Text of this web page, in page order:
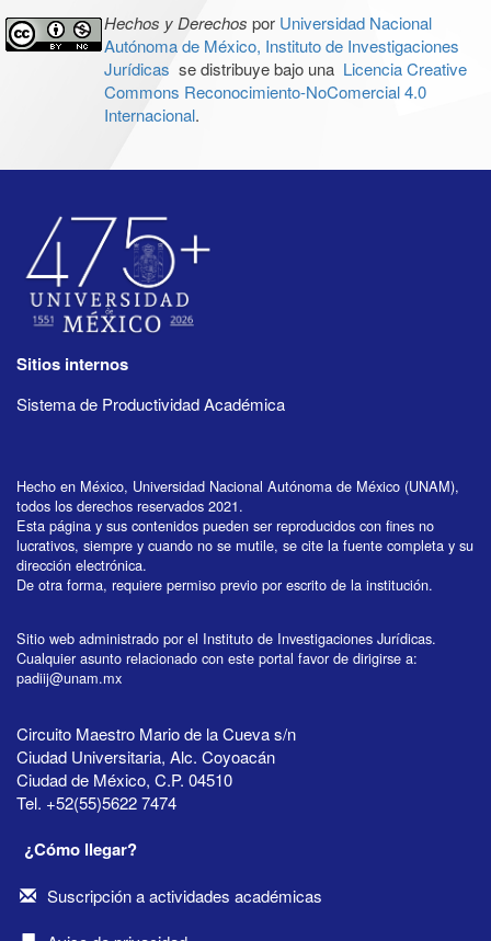
Hechos y Derechos por Universidad Nacional
Autónoma de México, Instituto de Investigaciones
Jurídicas se distribuye bajo una Licencia Creative
Commons Reconocimiento-NoComercial 4.0
Internacional.
Sitios internos
Sistema de Productividad Académica
Hecho en México, Universidad Nacional Autónoma de México (UNAM),
todos los derechos reservados 2021.
Esta página y sus contenidos pueden ser reproducidos con fines no
lucrativos, siempre y cuando no se mutile, se cite la fuente completa y su
dirección electrónica.
De otra forma, requiere permiso previo por escrito de la institución.
Sitio web administrado por el Instituto de Investigaciones Jurídicas.
Cualquier asunto relacionado con este portal favor de dirigirse a:
padiij@unam.mx
Circuito Maestro Mario de la Cueva s/n
Ciudad Universitaria, Alc. Coyoacán
Ciudad de México, C.P. 04510
Tel. +52(55)5622 7474
¿Cómo llegar?
Suscripción a actividades académicas